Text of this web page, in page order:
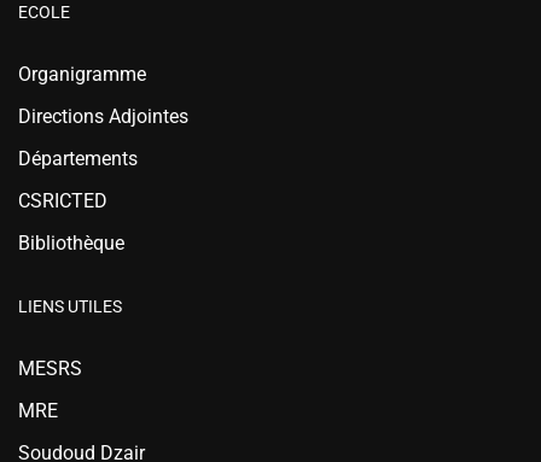
ECOLE
Organigramme
Directions Adjointes
Départements
CSRICTED
Bibliothèque
LIENS UTILES
MESRS
MRE
Soudoud Dzair